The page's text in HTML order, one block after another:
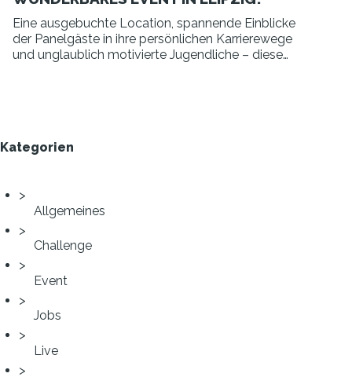
Eine ausgebuchte Location, spannende Einblicke
der Panelgäste in ihre persönlichen Karrierewege
und unglaublich motivierte Jugendliche – diese
Kategorien
Allgemeines
Challenge
Event
Jobs
Live